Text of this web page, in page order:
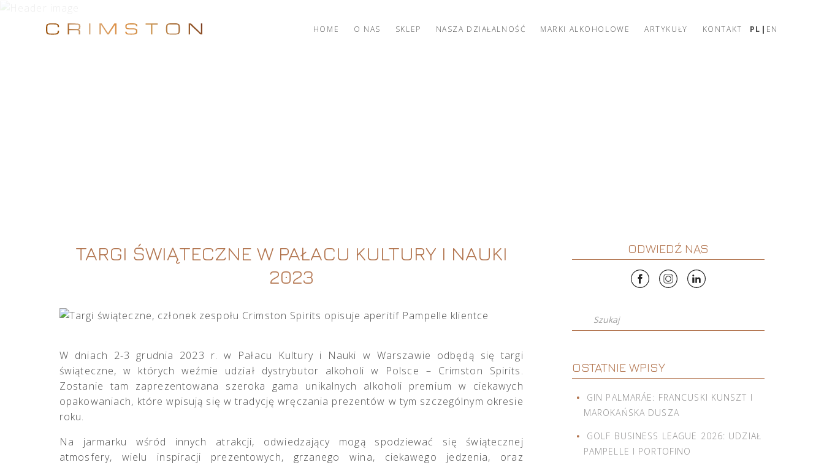
HOME O NAS SKLEP NASZA DZIAŁALNOŚĆ MARKI ALKOHOLOWE ARTYKUŁY KONTAKT PL EN
TARGI ŚWIĄTECZNE W PAŁACU KULTURY I NAUKI
2023
W dniach 2-3 grudnia 2023 r. w Pałacu Kultury i Nauki w Warszawie odbędą się targi
świąteczne, w których weźmie udział dystrybutor alkoholi w Polsce – Crimston Spirits.
Zostanie tam zaprezentowana szeroka gama unikalnych alkoholi premium w ciekawych
opakowaniach, które wpisują się w tradycję wręczania prezentów w tym szczególnym okresie
roku.
Na jarmarku wśród innych atrakcji, odwiedzający mogą spodziewać się świątecznej
atmosfery, wielu inspiracji prezentowych, grzanego wina, ciekawego jedzenia, oraz
ODWIEDŹ NAS
Szukaj
OSTATNIE WPISY
GIN PALMARÁE: FRANCUSKI KUNSZT I
MAROKAŃSKA DUSZA
GOLF BUSINESS LEAGUE 2026: UDZIAŁ
PAMPELLE I PORTOFINO